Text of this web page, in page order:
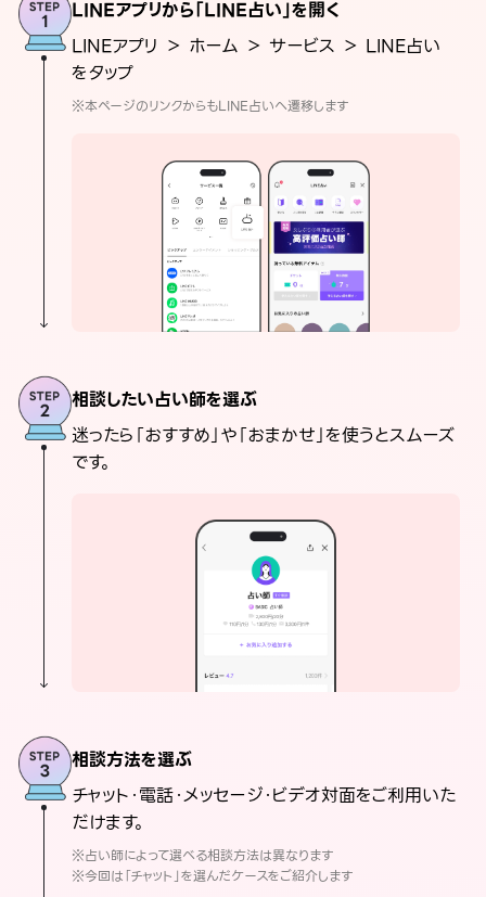
LINEアプリから「LINE占い」を開く
LINEアプリ ＞ ホーム ＞ サービス ＞ LINE占い
をタップ
※本ページのリンクからもLINE占いへ遷移します
相談したい占い師を選ぶ
迷ったら「おすすめ」や「おまかせ」を使うとスムーズ
です。
相談方法を選ぶ
チャット・電話・メッセージ・ビデオ対面をご利用いた
だけます。
※占い師によって選べる相談方法は異なります
※今回は「チャット」を選んだケースをご紹介します